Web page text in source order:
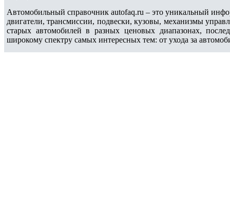
Автомобильный справочник autofaq.ru – это уникальный
двигатели, трансмиссии, подвески, кузовы, механизмы
старых автомобилей в разных ценовых диапазонах,
широкому спектру самых интересных тем: от ухода за